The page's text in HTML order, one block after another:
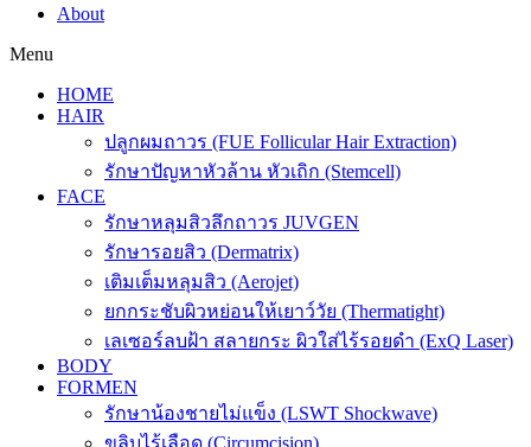
About
Menu
HOME
HAIR
ปลูกผมถาวร (FUE Follicular Hair Extraction)
รักษาปัญหาหัวล้าน หัวเถิก (Stemcell)
FACE
รักษาหลุมสิวลึกถาวร JUVGEN
รักษารอยสิว (Dermatrix)
เติมเต็มหลุมสิว (Aerojet)
ยกกระชับผิวหย่อนให้เยาว์วัย (Thermatight)
เลเซอร์ลบฝ้า สลายกระ ผิวใส่ไร้รอยดำ (ExQ Laser)
BODY
FORMEN
รักษาน้องชายไม่แข็ง (LSWT Shockwave)
ขลิบไร้เลือด (Circumcision)